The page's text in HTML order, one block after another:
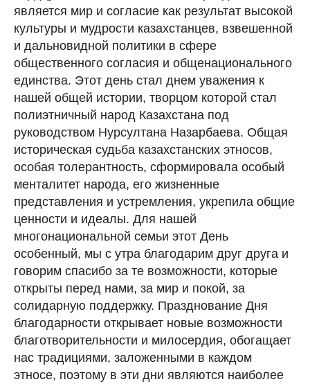
является мир и согласие как результат высокой
культуры и мудрости казахстанцев, взвешенной
и дальновидной политики в сфере
общественного согласия и общенационального
единства. Этот день стал днем уважения к
нашей общей истории, творцом которой стал
полиэтничный народ Казахстана под
руководством Нурсултана Назарбаева. Общая
историческая судьба казахстанских этносов,
особая толерантность, сформировала особый
менталитет народа, его жизненные
представления и устремления, укрепила общие
ценности и идеалы. Для нашей
многонациональной семьи этот День
особенный, мы с утра благодарим друг друга и
говорим спасибо за те возможности, которые
открыты перед нами, за мир и покой, за
солидарную поддержку. Празднование Дня
благодарности открывает новые возможности
благотворительности и милосердия, обогащает
нас традициями, заложенными в каждом
этносе, поэтому в эти дни являются наиболее